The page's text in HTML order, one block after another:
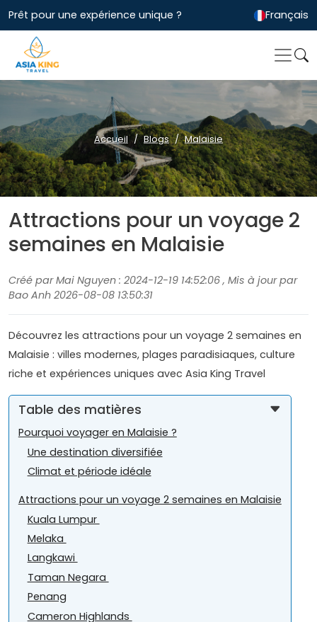
Prêt pour une expérience unique ? Français
Accueil Blogs Malaisie
Attractions pour un voyage 2
semaines en Malaisie
Créé par Mai Nguyen : 2024-12-19 14:52:06 , Mis à jour par
Bao Anh 2026-08-08 13:50:31
Découvrez les attractions pour un voyage 2 semaines en
Malaisie : villes modernes, plages paradisiaques, culture
riche et expériences uniques avec Asia King Travel
Table des matières
Pourquoi voyager en Malaisie ?
Une destination diversifiée
Climat et période idéale
Attractions pour un voyage 2 semaines en Malaisie
Kuala Lumpur
Melaka
Langkawi
Taman Negara
Penang
Cameron Highlands